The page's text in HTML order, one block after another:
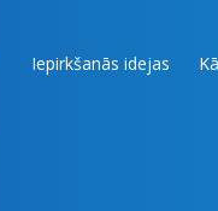
Iepirkšanās idejas